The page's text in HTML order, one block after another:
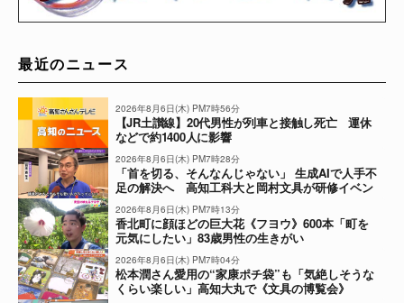
最近のニュース
2026年8月6日(木) PM7時56分
【JR土讃線】20代男性が列車と接触し死亡 運休
などで約1400人に影響
2026年8月6日(木) PM7時28分
「首を切る、そんなんじゃない」 生成AIで人手不
足の解決へ 高知工科大と岡村文具が研修イベン
2026年8月6日(木) PM7時13分
香北町に顔ほどの巨大花《フヨウ》600本「町を
元気にしたい」83歳男性の生きがい
2026年8月6日(木) PM7時04分
松本潤さん愛用の“家康ポチ袋”も「気絶しそうな
くらい楽しい」高知大丸で《文具の博覧会》